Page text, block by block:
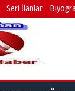
Seri İlanlar